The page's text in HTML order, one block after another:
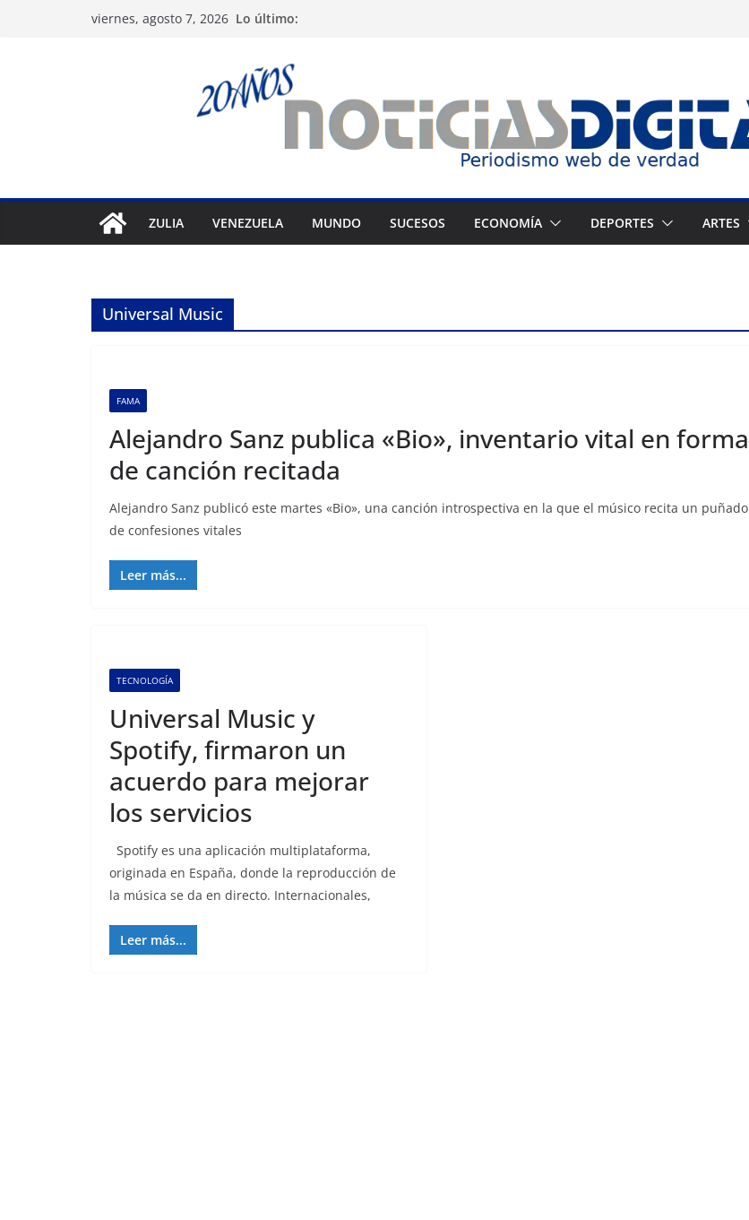
viernes, agosto 7, 2026 Lo último:
ZULIA VENEZUELA MUNDO SUCESOS ECONOMÍA DEPORTES ARTES
Universal Music
FAMA
Alejandro Sanz publica «Bio», inventario vital en forma
de canción recitada
Alejandro Sanz publicó este martes «Bio», una canción introspectiva en la que el músico recita un puñado
de confesiones vitales
Leer más...
TECNOLOGÍA
Universal Music y
Spotify, firmaron un
acuerdo para mejorar
los servicios
Spotify es una aplicación multiplataforma,
originada en España, donde la reproducción de
la música se da en directo. Internacionales,
Leer más...